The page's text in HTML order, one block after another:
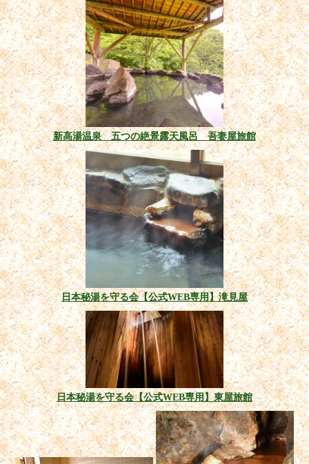
新高湯温泉 五つの絶景露天風呂 吾妻屋旅館
日本秘湯を守る会【公式WEB専用】滝見屋
日本秘湯を守る会【公式WEB専用】東屋旅館